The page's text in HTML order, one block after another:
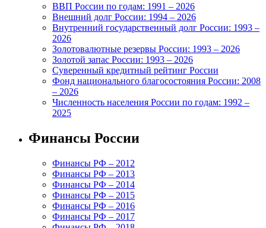
ВВП России по годам: 1991 – 2026
Внешний долг России: 1994 – 2026
Внутренний государственный долг России: 1993 –
2026
Золотовалютные резервы России: 1993 – 2026
Золотой запас России: 1993 – 2026
Суверенный кредитный рейтинг России
Фонд национального благосостояния России: 2008
– 2026
Численность населения России по годам: 1992 –
2025
Финансы России
Финансы РФ – 2012
Финансы РФ – 2013
Финансы РФ – 2014
Финансы РФ – 2015
Финансы РФ – 2016
Финансы РФ – 2017